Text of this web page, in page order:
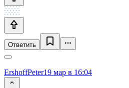
Ответить
ErshoffPeter19 мар в 16:04